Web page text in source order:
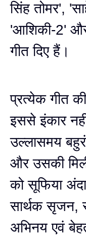
सिंह तोमर',
'आशिकी-2' और
गीत दिए हैं।
प्रत्येक गीत
इससे इंकार
उल्लासमय
और उसकी
को सूफिया
सार्थक सृजन,
अभिनय एवं